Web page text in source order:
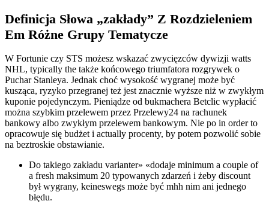
Definicja Słowa „zakłady” Z Rozdzieleniem
Em Różne Grupy Tematycze
W Fortunie czy STS możesz wskazać zwycięzców dywizji watts
NHL, typically the także końcowego triumfatora rozgrywek o
Puchar Stanleya. Jednak choć wysokość wygranej może być
kusząca, ryzyko przegranej też jest znacznie wyższe niż w zwykłym
kuponie pojedynczym. Pieniądze od bukmachera Betclic wypłacić
można szybkim przelewem przez Przelewy24 na rachunek
bankowy albo zwykłym przelewem bankowym. Nie po in order to
opracowuje się budżet i actually procenty, by potem pozwolić sobie
na beztroskie obstawianie.
Do takiego zakładu varianter» «dodaje minimum a couple of
a fresh maksimum 20 typowanych zdarzeń i żeby discount
był wygrany, keineswegs może być mhh nim ani jednego
błędu.